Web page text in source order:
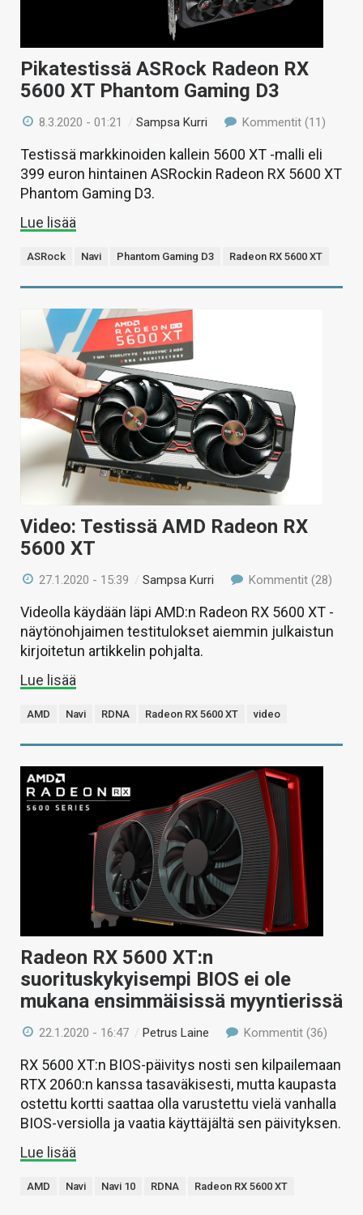
Pikatestissä ASRock Radeon RX
5600 XT Phantom Gaming D3
8.3.2020 - 01:21 /Sampsa Kurri Kommentit (11)
Testissä markkinoiden kallein 5600 XT -malli eli
399 euron hintainen ASRockin Radeon RX 5600 XT
Phantom Gaming D3.
Lue lisää
ASRock Navi Phantom Gaming D3 Radeon RX 5600 XT
Video: Testissä AMD Radeon RX
5600 XT
27.1.2020 - 15:39 /Sampsa Kurri Kommentit (28)
Videolla käydään läpi AMD:n Radeon RX 5600 XT -
näytönohjaimen testitulokset aiemmin julkaistun
kirjoitetun artikkelin pohjalta.
Lue lisää
AMD Navi RDNA Radeon RX 5600 XT video
Radeon RX 5600 XT:n
suorituskykyisempi BIOS ei ole
mukana ensimmäisissä myyntierissä
22.1.2020 - 16:47 /Petrus Laine Kommentit (36)
RX 5600 XT:n BIOS-päivitys nosti sen kilpailemaan
RTX 2060:n kanssa tasaväkisesti, mutta kaupasta
ostettu kortti saattaa olla varustettu vielä vanhalla
BIOS-versiolla ja vaatia käyttäjältä sen päivityksen.
Lue lisää
AMD Navi Navi 10 RDNA Radeon RX 5600 XT